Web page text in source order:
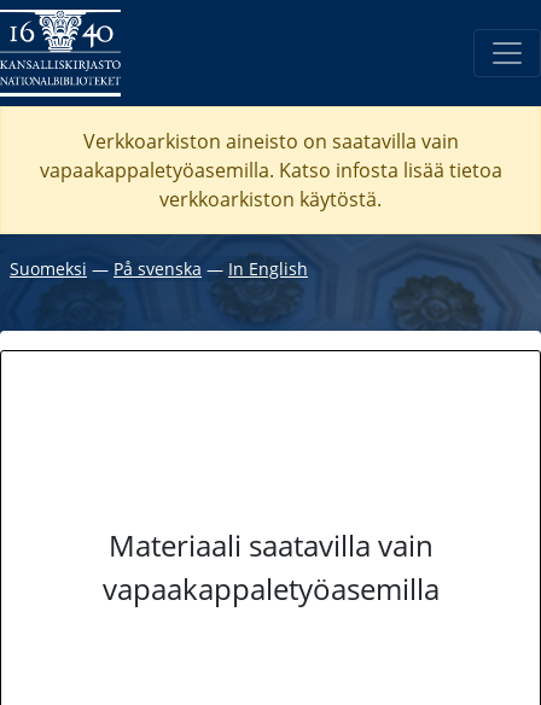
Verkkoarkiston aineisto on saatavilla vain
vapaakappaletyöasemilla. Katso infosta lisää tietoa
verkkoarkiston käytöstä.
Suomeksi ― På svenska ― In English
Materiaali saatavilla vain
vapaakappaletyöasemilla